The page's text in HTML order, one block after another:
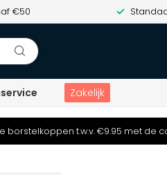
€50
Zakelijk
t.w.v. €9.95 met de